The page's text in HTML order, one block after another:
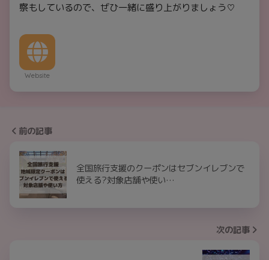
察もしているので、ぜひ一緒に盛り上がりましょう♡
Website
前の記事
全国旅行支援のクーポンはセブンイレブンで
使える?対象店舗や使い…
次の記事